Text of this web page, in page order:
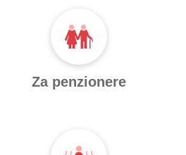
Za penzionere